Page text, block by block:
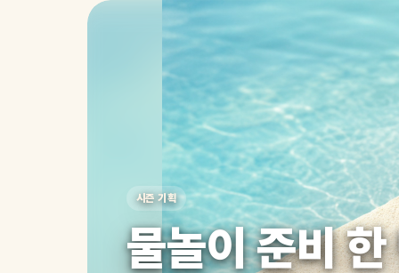
여러 쇼핑몰 상품을 한곳에서 찾아보세요
시즌 기획
물놀이 준비 한